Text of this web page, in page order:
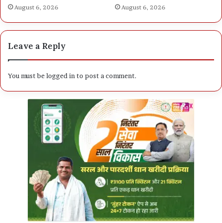
August 6, 2026 August 6, 2026
Leave a Reply
You must belogged in to post a comment.